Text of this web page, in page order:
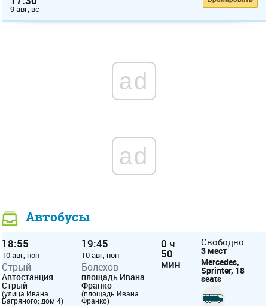
9 авг, вс
ad
ad
Автобусы
18:55
10 авг, пон
Стрый
Автостанция
Стрый
(улица Ивана
Багряного; дом 4)
19:45
10 авг, пон
Болехов
площадь Ивана
Франко
(площадь Ивана
Франко)
0 ч
50
мин
Свободно
3 мест
Mercedes,
Sprinter, 18
seats